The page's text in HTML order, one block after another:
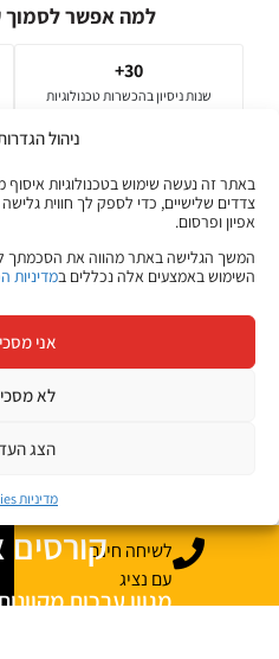
ניהול
צדדים שלישיים, כדי לספק לך חווית
אפיון ופרסום.
המשך הגלישה באתר מהווה את הסכמתך
השימוש באמצעים אלה נכללים במדיניות
אני
לא
הצג
מדיניות Cookies
למה אפשר לסמוך
30+
שנות ניסיון בהכשרות טכנולוגיות
matrix
חטיבת ההדרכה של מטריקס
המאמרים והתכנים באתר ג׳ון ברייס
בהכשרות טכנולוגיות, היכרות עם
מרצים, מומחי תוכן
קורסים
מגוון ערכות
לשיחה חינם
עם נציג